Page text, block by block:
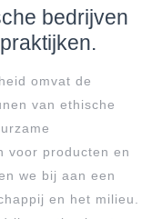
bedrijven
omvat de
van ethische
voor producten en
we bij aan een
en het milieu.